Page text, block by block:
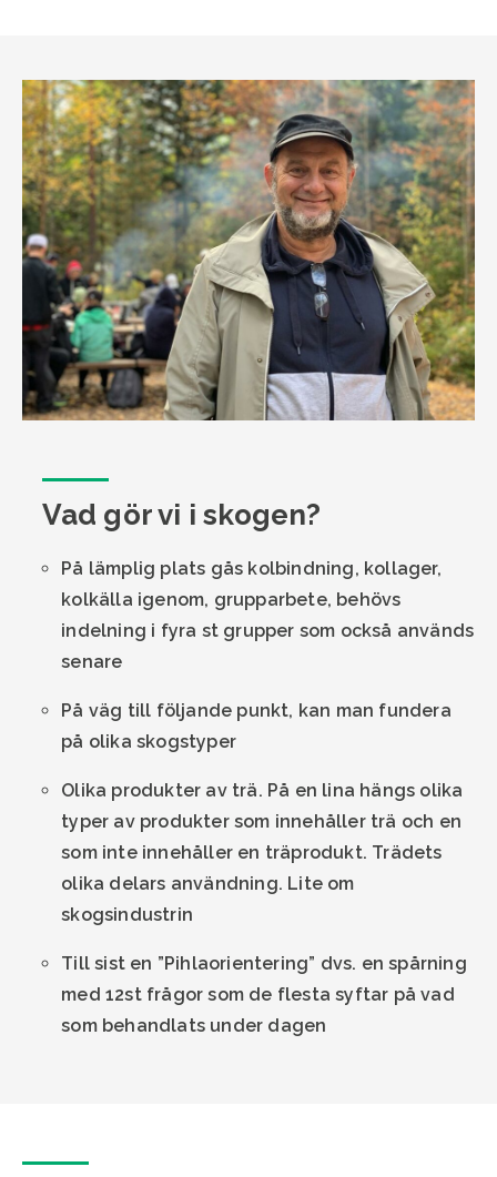
Vad gör vi i skogen?
På lämplig plats gås kolbindning, kollager,
kolkälla igenom, grupparbete, behövs
indelning i fyra st grupper som också används
senare
På väg till följande punkt, kan man fundera
på olika skogstyper
Olika produkter av trä. På en lina hängs olika
typer av produkter som innehåller trä och en
som inte innehåller en träprodukt. Trädets
olika delars användning. Lite om
skogsindustrin
Till sist en ”Pihlaorientering” dvs. en spårning
med 12st frågor som de flesta syftar på vad
som behandlats under dagen